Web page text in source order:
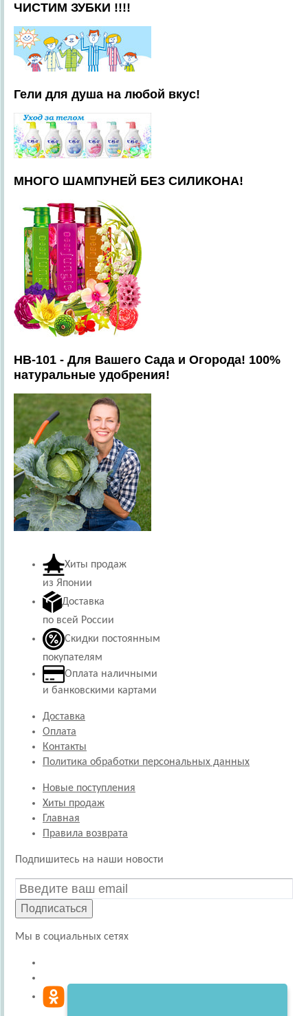
ЧИСТИМ ЗУБКИ !!!!
Гели для душа на любой вкус!
МНОГО ШАМПУНЕЙ БЕЗ СИЛИКОНА!
HB-101 - Для Вашего Сада и Огорода! 100%
натуральные удобрения!
Хиты продаж
из Японии
Доставка
по всей России
Скидки постоянным
покупателям
Оплата наличными
и банковскими картами
Доставка
Оплата
Контакты
Политика обработки персональных данных
Новые поступления
Хиты продаж
Главная
Правила возврата
Подпишитесь на наши новости
Подписаться
Мы в социальных сетях